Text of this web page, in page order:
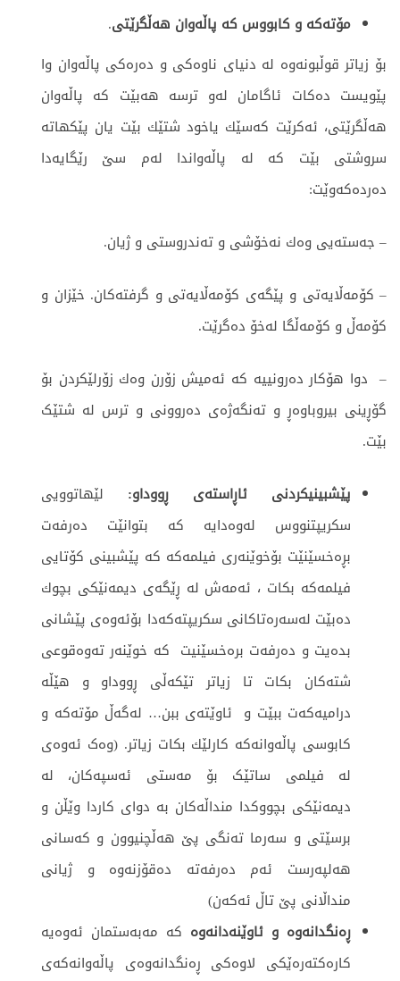
مۆته‌كه‌ و كابووس كه‌ پاڵه‌وان هه‌ڵگرێتی.
بۆ زیاتر قوڵبونه‌وه‌ له‌ دنیای ناوه‌كی و ده‌ره‌كی پاڵه‌وان وا
پێویست ده‌كات ئاگامان لە‌و ترسه‌ هه‌بێت كه‌ پاڵه‌وان
هه‌ڵگرێتی، ئه‌كرێت كه‌سێك یاخود شتێك بێت یان پێكهاته‌
سروشتی بێت كه ‌له‌ پاڵه‌واندا له‌م سێ رێگایه‌دا
ده‌رده‌كه‌وێت:
– جه‌سته‌یی وه‌ك نه‌خۆشی و ته‌ندروستی و ژیان.
– كۆمه‌ڵایه‌تی و پێگه‌ی كۆمه‌ڵایه‌تی و گرفته‌كان. خێزان و
كۆمه‌ڵ و كۆمه‌ڵگا له‌خۆ ده‌گرێت.
– دوا هۆكار ده‌رونییه‌ كه‌ ئه‌میش زۆرن وه‌ك زۆرلێكردن بۆ
گۆڕینی بیروباوه‌ڕ و ته‌نگه‌ژه‌ی ده‌روونی و ترس لە شتێک
بێت.
پێشبینیكردنی ئاڕاسته‌ی ڕووداو: لێهاتوویی
سكریپتنووس له‌وه‌دایه‌ كه‌ بتوانێت ده‌رفه‌ت
بڕەخسێنێت‌ بۆخوێنه‌ری فیلمه‌كه‌ كه‌ پێشبینی كۆتایی
فیلمه‌كه‌ بكات ، ئه‌مه‌ش لە ڕێگەی دیمەنێكی بچوك
ده‌بێت له‌سه‌ره‌تاكانی سكریپته‌كه‌دا بۆئه‌وه‌ی پێشانی
بده‌یت و ده‌رفه‌ت بره‌خسێنیت كه‌ خوێنه‌ر تەوەقوعی
شتەکان بکات تا زیاتر تێكه‌ڵی ڕووداو و هێڵه‌
درامیه‌كەت‌ ببێت و ئاوێته‌ی ببن… له‌گه‌ڵ مۆته‌كه ‌و
كابوسی پاڵه‌وانه‌كه‌ كارلێك بكات زیاتر. (وەک ئەوەی
لە فیلمی ساتێک بۆ مەستی ئەسپەکان، لە
دیمەنێکی بچووکدا منداڵەکان بە دوای کاردا وێڵن و
برسێتی و سەرما تەنگی پێ هەڵچنیوون و کەسانی
هەلپەرست ئەم دەرفەتە دەقۆزنەوە و ژیانی
منداڵانی پێ تاڵ ئەکەن)
ڕه‌نگدانه‌وه‌ و ئاوێنەدانەوە كه‌ مه‌به‌ستمان ئه‌وه‌یه‌
كاره‌كته‌ره‌ێكی لاوه‌كی ڕه‌نگدانه‌وه‌ی پاڵه‌وانه‌كه‌ی